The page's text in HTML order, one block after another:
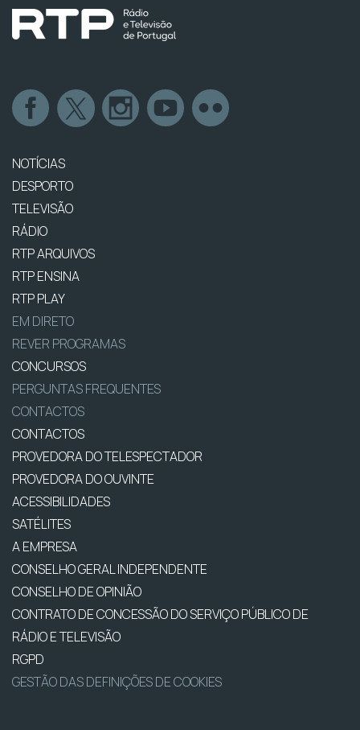
NOTÍCIAS
DESPORTO
TELEVISÃO
RÁDIO
RTP ARQUIVOS
RTP ENSINA
RTP PLAY
EM DIRETO
REVER PROGRAMAS
CONCURSOS
PERGUNTAS FREQUENTES
CONTACTOS
CONTACTOS
PROVEDORA DO TELESPECTADOR
PROVEDORA DO OUVINTE
ACESSIBILIDADES
SATÉLITES
A EMPRESA
CONSELHO GERAL INDEPENDENTE
CONSELHO DE OPINIÃO
CONTRATO DE CONCESSÃO DO SERVIÇO PÚBLICO DE
RÁDIO E TELEVISÃO
RGPD
GESTÃO DAS DEFINIÇÕES DE COOKIES